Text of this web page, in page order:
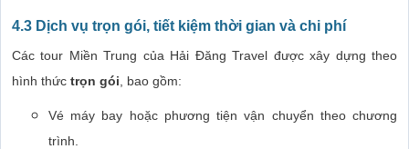
4.3 Dịch vụ trọn gói, tiết kiệm thời gian và chi phí
Các tour Miền Trung của Hải Đăng Travel được xây dựng theo
hình thức trọn gói , bao gồm:
Vé máy bay hoặc phương tiện vận chuyển theo chương
trình.